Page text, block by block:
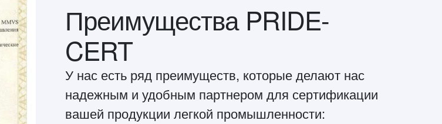
Преимущества PRIDE-
CERT
У нас есть ряд преимуществ, которые делают нас
надежным и удобным партнером для сертификации
вашей продукции легкой промышленности: